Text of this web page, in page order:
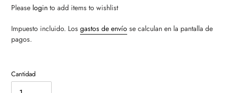
Please login to add items to wishlist
Impuesto incluido. Los gastos de envío se calculan en la pantalla de
pagos.
Cantidad